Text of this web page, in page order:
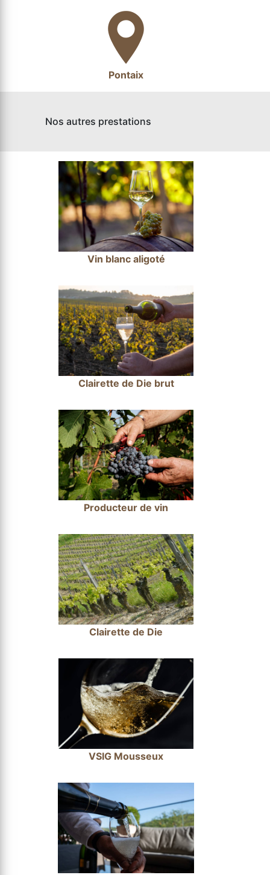
Pontaix
Nos autres prestations
Vin blanc aligoté
Clairette de Die brut
Producteur de vin
Clairette de Die
VSIG Mousseux